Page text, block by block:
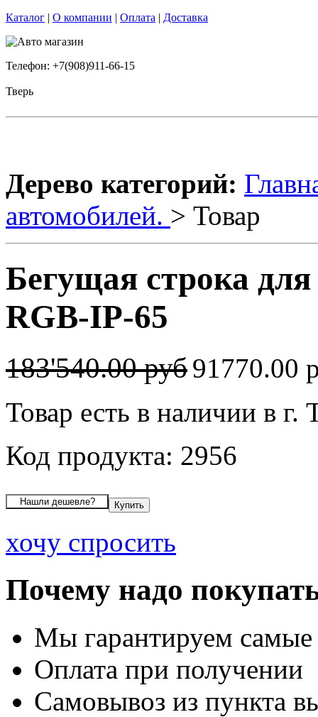
Каталог | О компании | Оплата | Доставка
Телефон: +7(908)911-66-15
Тверь
Дерево категорий:
автомобилей. > Товар
Бегущая строка
RGB-IP-65
183'540.00 руб91770.00
Товар есть в наличии в г.
Код продукта: 2956
хочу спросить
Почему надо
Мы гарантируем
Оплата при получении
Самовывоз из пункта